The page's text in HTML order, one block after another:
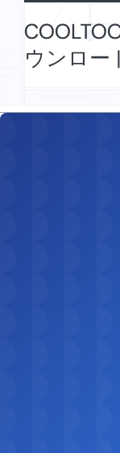
ウンロー